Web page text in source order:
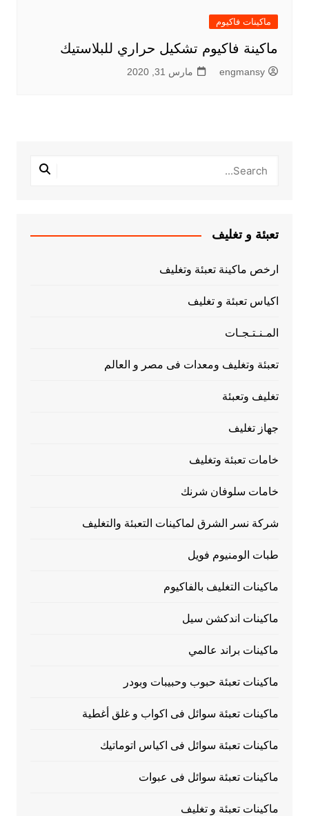
ماكينات فاكيوم
ماكينة فاكيوم تشكيل حراري للبلاستيك
engmansy مارس 31, 2020
تعبئة و تغليف
ارخص ماكينة تعبئة وتغليف
اكياس تعبئة و تغليف
المـنـتـجـات
تعبئة وتغليف ومعدات فى مصر و العالم
تغليف وتعبئة
جهاز تغليف
خامات تعبئة وتغليف
خامات سلوفان شرنك
شركة نسر الشرق لماكينات التعبئة والتغليف
طبات الومنيوم فويل
ماكينات التغليف بالفاكيوم
ماكينات اندكشن سيل
ماكينات براند عالمي
ماكينات تعبئة حبوب وحبيبات وبودر
ماكينات تعبئة سوائل فى اكواب و غلق أغطية
ماكينات تعبئة سوائل فى اكياس اتوماتيك
ماكينات تعبئة سوائل فى عبوات
ماكينات تعبئة و تغليف